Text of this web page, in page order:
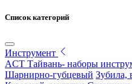
Список категорий
Инструмент
ACT Тайвань- наборы
Шарнирно-губцевый Зубила,